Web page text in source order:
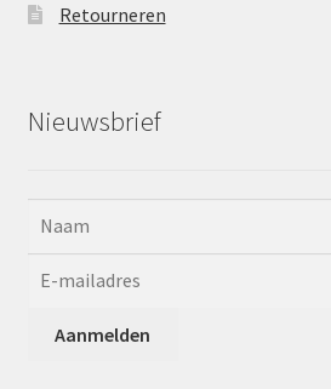
Retourneren
Nieuwsbrief